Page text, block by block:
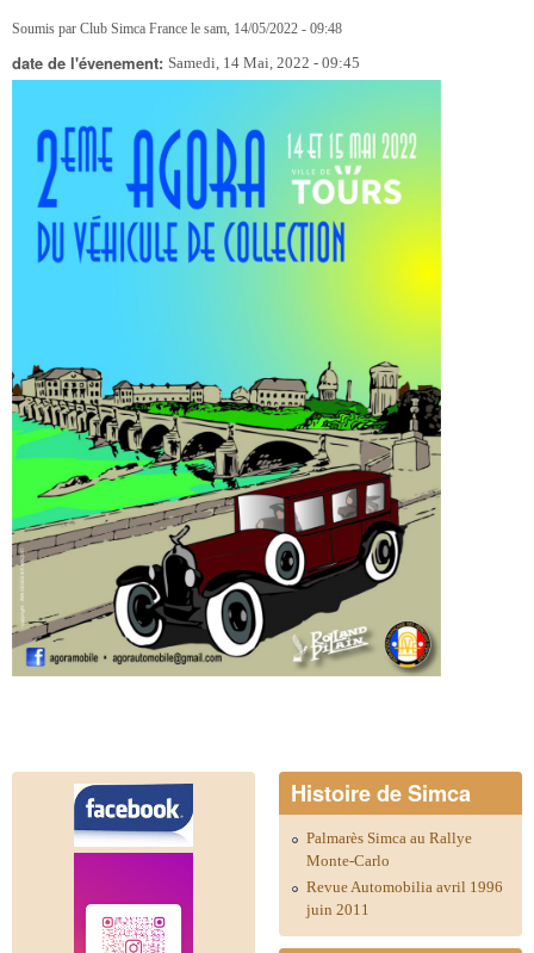
Soumis par Club Simca France le sam, 14/05/2022 - 09:48
date de l'évenement: Samedi, 14 Mai, 2022 - 09:45
Histoire de Simca
Palmarès Simca au Rallye
Monte-Carlo
Revue Automobilia avril 1996
juin 2011